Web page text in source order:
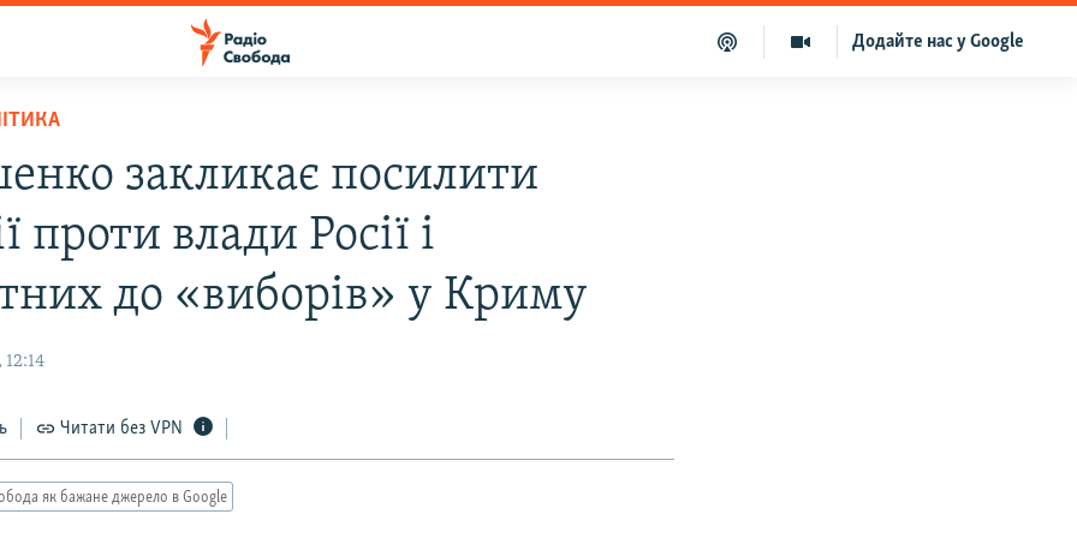
Додайте нас у Google
закликає посилити
проти влади Росії і
до «виборів» у Криму
Читати без VPN
як бажане джерело в Google